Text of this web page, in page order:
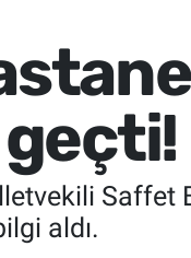
Saffet
aldı.